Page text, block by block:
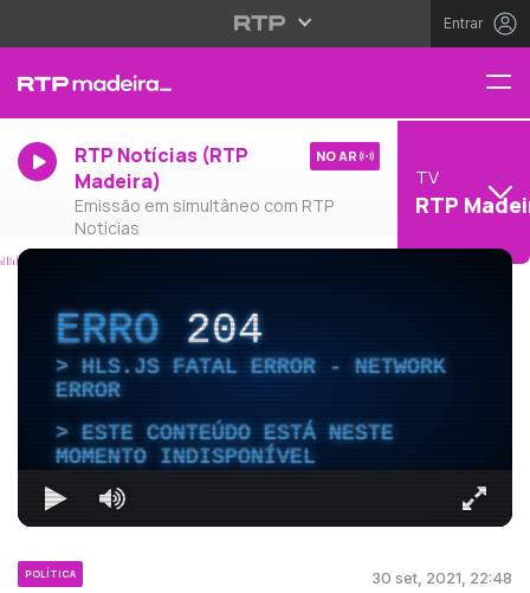
Entrar
RTP Notícias (RTP
Madeira)
Emissão em simultâneo com RTP
Notícias
NO AR
TV
RTP
ERRO204
HLS.JS FATAL ERROR - NETWORK
ERROR
ESTE CONTEÚDO ESTÁ NESTE
MOMENTO INDISPONÍVEL
POLÍTICA 30 set, 2021, 22:48